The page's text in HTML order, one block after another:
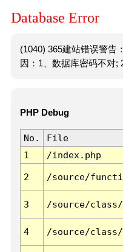
Database Error
(1040) 365建站错误警告
因：1、数据库密码不对;
PHP Debug
No. File
1
/index.php
2 /source/
3 /source/
4 /source/